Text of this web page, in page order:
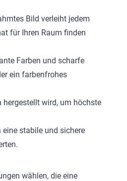
Bild verleiht jedem
für Ihren Raum finden
Farben und scharfe
ein farbenfrohes
wird, um höchste
stabile und sichere
wählen, die eine